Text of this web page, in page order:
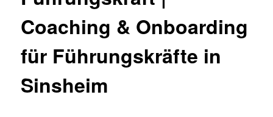
Coaching & Onboarding
für Führungskräfte in
Sinsheim